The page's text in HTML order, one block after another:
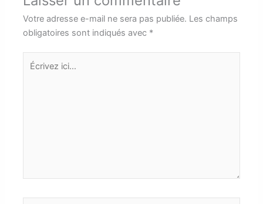
Votre adresse e-mail ne sera pas publiée. Les champs
obligatoires sont indiqués avec *
Écrivez